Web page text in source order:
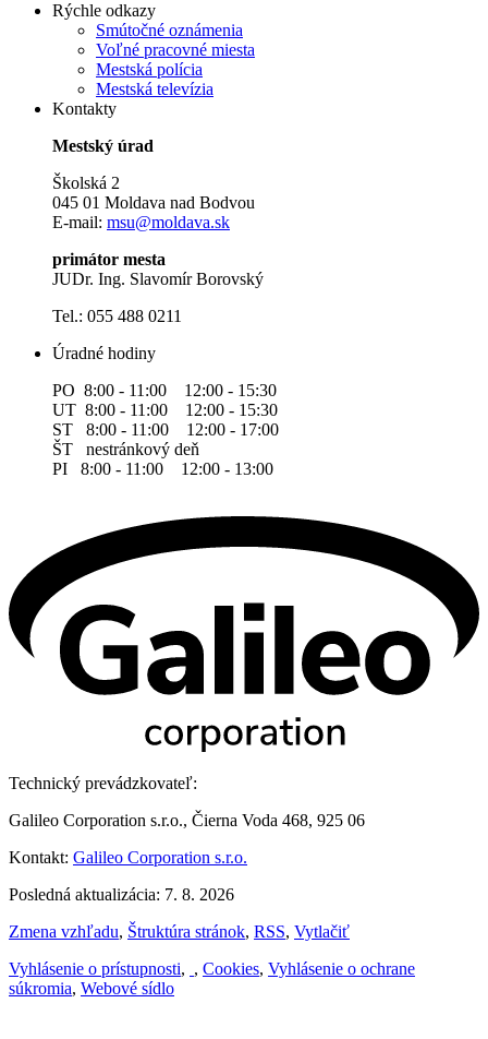
Rýchle odkazy
Smútočné oznámenia
Voľné pracovné miesta
Mestská polícia
Mestská televízia
Kontakty
Mestský úrad
Školská 2
045 01 Moldava nad Bodvou
E-mail: msu@moldava.sk
primátor mesta
JUDr. Ing. Slavomír Borovský
Tel.: 055 488 0211
Úradné hodiny
PO 8:00 - 11:00 12:00 - 15:30
UT 8:00 - 11:00 12:00 - 15:30
ST 8:00 - 11:00 12:00 - 17:00
ŠT nestránkový deň
PI 8:00 - 11:00 12:00 - 13:00
Technický prevádzkovateľ:
Galileo Corporation s.r.o., Čierna Voda 468, 925 06
Kontakt: Galileo Corporation s.r.o.
Posledná aktualizácia: 7. 8. 2026
Zmena vzhľadu, Štruktúra stránok, RSS, Vytlačiť
Vyhlásenie o prístupnosti, , Cookies, Vyhlásenie o ochrane
súkromia, Webové sídlo